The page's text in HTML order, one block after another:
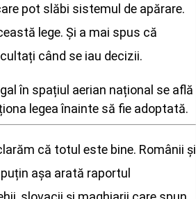
pot slăbi sistemul de apărare.
lege. Și a mai spus că
când se iau decizii.
în spațiul aerian național se află
legea înainte să fie adoptată.
că totul este bine. Românii și
așa arată raportul